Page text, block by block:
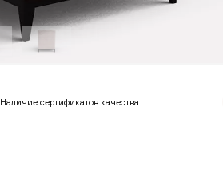
Наличие сертификатов качества